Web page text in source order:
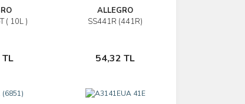
( 10L )
Ekle
ALLEGRO
SS441R (441R)
54,32 TL
İncele
Sepete Ekle